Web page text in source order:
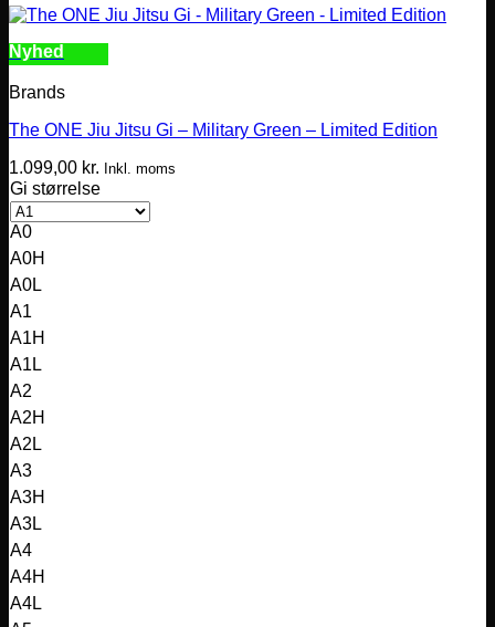
Nyhed
Brands
The ONE Jiu Jitsu Gi – Military Green – Limited Edition
1.099,00 kr. Inkl. moms
Gi størrelse
A0
A0H
A0L
A1
A1H
A1L
A2
A2H
A2L
A3
A3H
A3L
A4
A4H
A4L